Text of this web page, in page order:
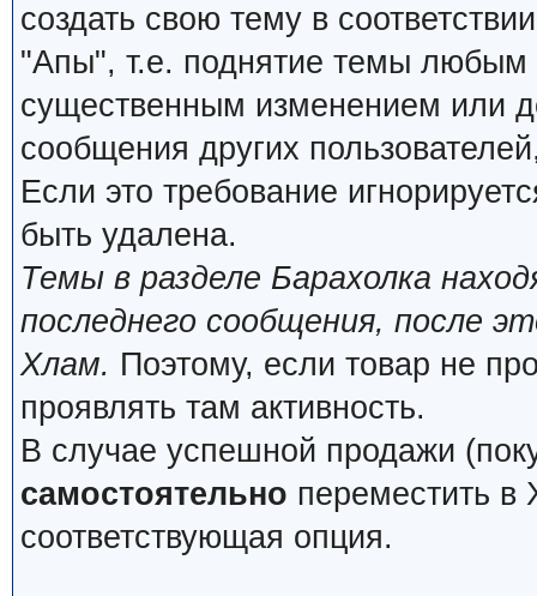
создать свою тему в
"Апы", т.е. поднятие темы любым
существенным изменением или
сообщения других
Если это требование
быть удалена.
Темы в разделе Барахолка
последнего сообщения, после
Хлам. Поэтому, если товар не
проявлять там активность.
В случае успешной продажи
самостоятельно переместить в
соответствующая опция.